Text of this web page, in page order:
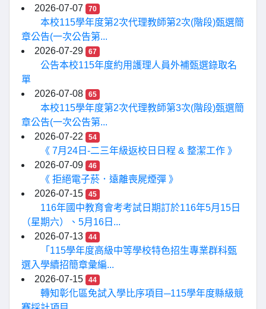
2026-07-07
70
本校115學年度第2次代理教師第2次(階段)甄選簡
章公告(一次公告第...
2026-07-29
67
公告本校115年度約用護理人員外補甄選錄取名
單
2026-07-08
65
本校115學年度第2次代理教師第3次(階段)甄選簡
章公告(一次公告第...
2026-07-22
54
《 7月24日-二三年級返校日日程 & 整潔工作 》
2026-07-09
46
《 拒絕電子菸．遠離喪屍煙彈 》
2026-07-15
45
116年國中教育會考考試日期訂於116年5月15日
（星期六）、5月16日...
2026-07-13
44
「115學年度高級中等學校特色招生專業群科甄
選入學續招簡章彙編...
2026-07-15
44
轉知彰化區免試入學比序項目─115學年度縣級競